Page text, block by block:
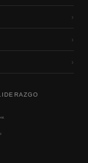
›
›
›